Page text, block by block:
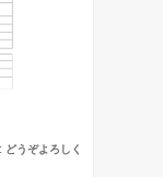
うぞよろしく